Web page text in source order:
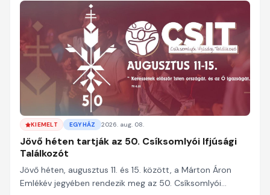
KIEMELT EGYHÁZ 2026. aug. 08.
Jövő héten tartják az 50. Csíksomlyói Ifjúsági
Találkozót
Jövő héten, augusztus 11. és 15. között, a Márton Áron
Emlékév jegyében rendezik meg az 50. Csíksomlyói